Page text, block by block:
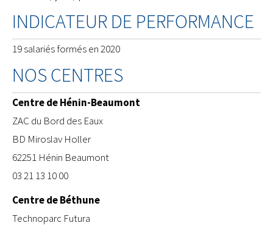
INDICATEUR DE PERFORMANCE
19 salariés formés en 2020
NOS CENTRES
Centre de Hénin-Beaumont
ZAC du Bord des Eaux
BD Miroslav Holler
62251 Hénin Beaumont
03 21 13 10 00
Centre de Béthune
​Technoparc Futura